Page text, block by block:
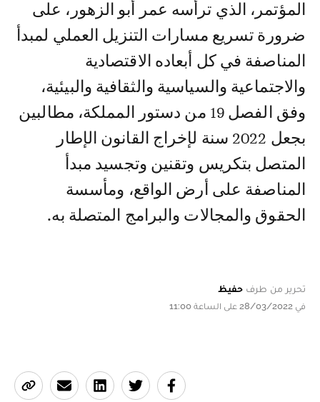
المؤتمر، الذي ترأسه عمر أبو الزهور، على
ضرورة تسريع مسارات التنزيل العملي لمبدأ
المناصفة في كل أبعاده الاقتصادية
والاجتماعية والسياسية والثقافية والبيئية،
وفق الفصل 19 من دستور المملكة، مطالبين
بجعل 2022 سنة لإخراج القانون الإطار
المتصل بتكريس وتقنين وتجسيد مبدأ
المناصفة على أرض الواقع، ومأسسة
الحقوق والمجالات والبرامج المتصلة به.
تحرير من طرف حفيظ
في 28/03/2022 على الساعة 11:00